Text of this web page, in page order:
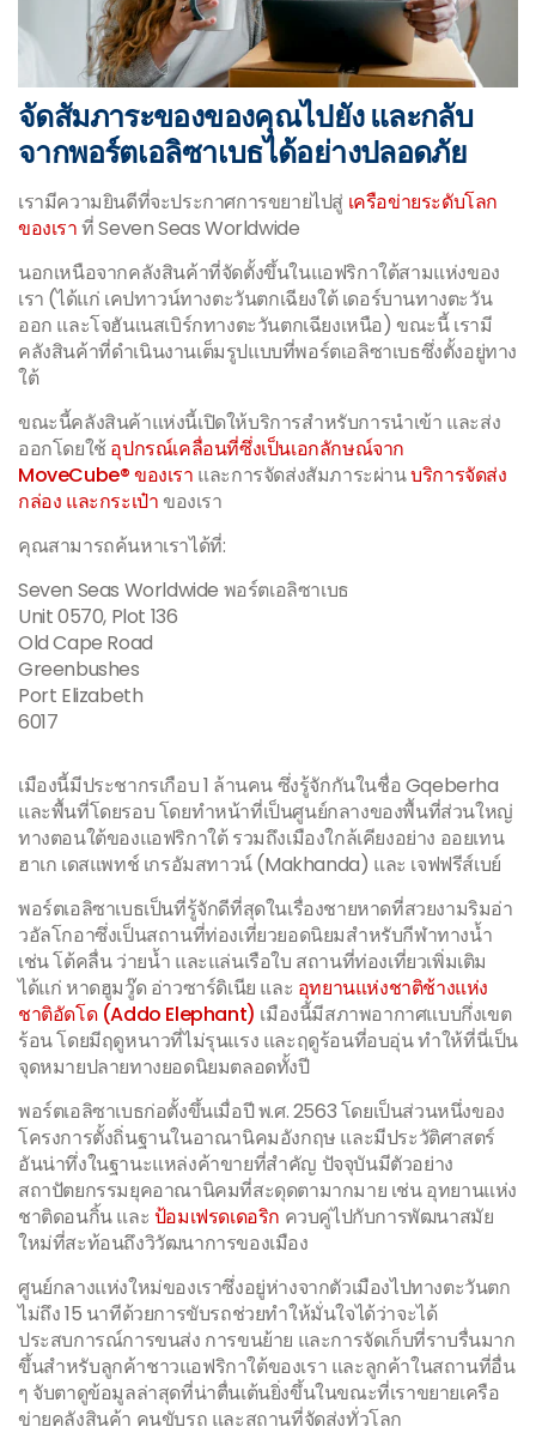
จัดสัมภาระของของคุณไปยัง และกลับ
จากพอร์ตเอลิซาเบธได้อย่างปลอดภัย
เรามีความยินดีที่จะประกาศการขยายไปสู่ เครือข่ายระดับโลก
ของเราที่ Seven Seas Worldwide
นอกเหนือจากคลังสินค้าที่จัดตั้งขึ้นในแอฟริกาใต้สามแห่งของ
เรา (ได้แก่ เคปทาวน์ทางตะวันตกเฉียงใต้ เดอร์บานทางตะวัน
ออก และโจฮันเนสเบิร์กทางตะวันตกเฉียงเหนือ) ขณะนี้ เรามี
คลังสินค้าที่ดำเนินงานเต็มรูปแบบที่พอร์ตเอลิซาเบธซึ่งตั้งอยู่ทาง
ใต้
ขณะนี้คลังสินค้าแห่งนี้เปิดให้บริการสำหรับการนำเข้า และส่ง
ออกโดยใช้ อุปกรณ์เคลื่อนที่ซึ่งเป็นเอกลักษณ์จาก
MoveCube® ของเรา และการจัดส่งสัมภาระผ่านบริการจัดส่ง
กล่อง และกระเป๋าของเรา
คุณสามารถค้นหาเราได้ที่:
Seven Seas Worldwide พอร์ตเอลิซาเบธ
Unit 0570, Plot 136
Old Cape Road
Greenbushes
Port Elizabeth
6017
เมืองนี้มีประชากรเกือบ 1 ล้านคน ซึ่งรู้จักกันในชื่อ Gqeberha
และพื้นที่โดยรอบ โดยทำหน้าที่เป็นศูนย์กลางของพื้นที่ส่วนใหญ่
ทางตอนใต้ของแอฟริกาใต้ รวมถึงเมืองใกล้เคียงอย่าง ออยเทน
ฮาเก เดสแพทช์ เกรอัมสทาวน์ (Makhanda) และ เจฟฟรีส์เบย์
พอร์ตเอลิซาเบธเป็นที่รู้จักดีที่สุดในเรื่องชายหาดที่สวยงามริมอ่า
วอัลโกอาซึ่งเป็นสถานที่ท่องเที่ยวยอดนิยมสำหรับกีฬาทางน้ำ
เช่น โต้คลื่น ว่ายน้ำ และแล่นเรือใบ สถานที่ท่องเที่ยวเพิ่มเติม
ได้แก่ หาดฮูมวู๊ด อ่าวซาร์ดิเนีย และ อุทยานแห่งชาติช้างแห่ง
ชาติอัดโด (Addo Elephant) เมืองนี้มีสภาพอากาศแบบกึ่งเขต
ร้อน โดยมีฤดูหนาวที่ไม่รุนแรง และฤดูร้อนที่อบอุ่น ทำให้ที่นี่เป็น
จุดหมายปลายทางยอดนิยมตลอดทั้งปี
พอร์ตเอลิซาเบธก่อตั้งขึ้นเมื่อปี พ.ศ. 2563 โดยเป็นส่วนหนึ่งของ
โครงการตั้งถิ่นฐานในอาณานิคมอังกฤษ และมีประวัติศาสตร์
อันน่าทึ่งในฐานะแหล่งค้าขายที่สำคัญ ปัจจุบันมีตัวอย่าง
สถาปัตยกรรมยุคอาณานิคมที่สะดุดตามากมาย เช่น อุทยานแห่ง
ชาติดอนกิ้น และ ป้อมเฟรดเดอริก ควบคู่ไปกับการพัฒนาสมัย
ใหม่ที่สะท้อนถึงวิวัฒนาการของเมือง
ศูนย์กลางแห่งใหม่ของเราซึ่งอยู่ห่างจากตัวเมืองไปทางตะวันตก
ไม่ถึง 15 นาทีด้วยการขับรถช่วยทำให้มั่นใจได้ว่าจะได้
ประสบการณ์การขนส่ง การขนย้าย และการจัดเก็บที่ราบรื่นมาก
ขึ้นสำหรับลูกค้าชาวแอฟริกาใต้ของเรา และลูกค้าในสถานที่อื่น
ๆ จับตาดูข้อมูลล่าสุดที่น่าตื่นเต้นยิ่งขึ้นในขณะที่เราขยายเครือ
ข่ายคลังสินค้า คนขับรถ และสถานที่จัดส่งทั่วโลก